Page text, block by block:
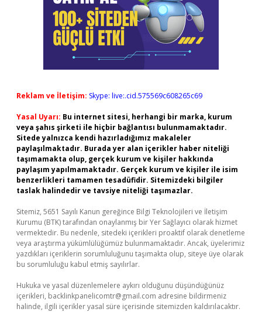
Reklam ve İletişim: Skype: live:.cid.575569c608265c69
Yasal Uyarı: Bu internet sitesi, herhangi bir marka, kurum
veya şahıs şirketi ile hiçbir bağlantısı bulunmamaktadır.
Sitede yalnızca kendi hazırladığımız makaleler
paylaşılmaktadır. Burada yer alan içerikler haber niteliği
taşımamakta olup, gerçek kurum ve kişiler hakkında
paylaşım yapılmamaktadır. Gerçek kurum ve kişiler ile isim
benzerlikleri tamamen tesadüfidir. Sitemizdeki bilgiler
taslak halindedir ve tavsiye niteliği taşımazlar.
Sitemiz, 5651 Sayılı Kanun gereğince Bilgi Teknolojileri ve İletişim
Kurumu (BTK) tarafından onaylanmış bir Yer Sağlayıcı olarak hizmet
vermektedir. Bu nedenle, sitedeki içerikleri proaktif olarak denetleme
veya araştırma yükümlülüğümüz bulunmamaktadır. Ancak, üyelerimiz
yazdıkları içeriklerin sorumluluğunu taşımakta olup, siteye üye olarak
bu sorumluluğu kabul etmiş sayılırlar.
Hukuka ve yasal düzenlemelere aykırı olduğunu düşündüğünüz
içerikleri, backlinkpanelicomtr@gmail.com adresine bildirmeniz
halinde, ilgili içerikler yasal süre içerisinde sitemizden kaldırılacaktır.